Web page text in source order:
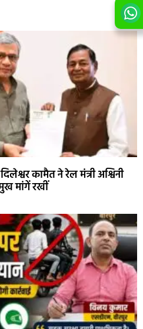
कामैत ने रेल मंत्री अश्विनी
मांगें रखीं